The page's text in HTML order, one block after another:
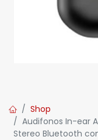
Shop
Audifonos In-ear
Stereo Bluetooth